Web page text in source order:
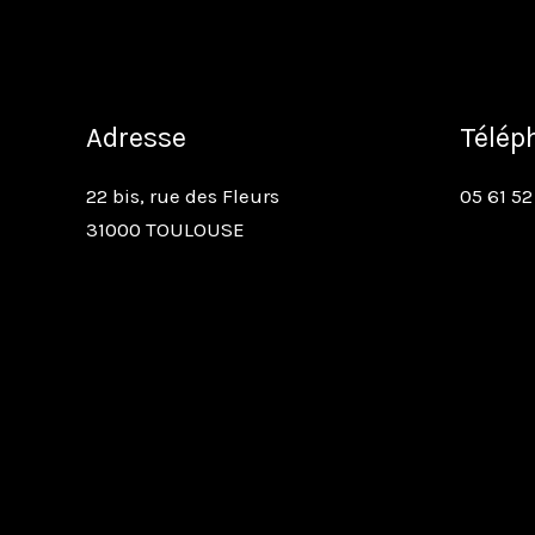
Adresse
22 bis, rue des Fleurs
31000 TOULOUSE
05 61